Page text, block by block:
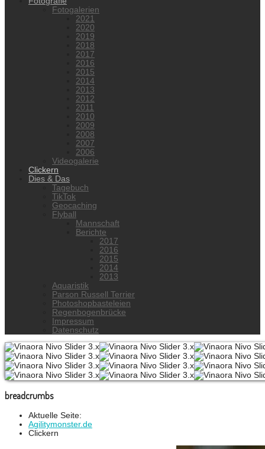
Fotogalerien
2021
2020
2019
2018
2017
2016
2015
2014
2013
2012
2011
2010
2009
2008
2007
2006
Videogalerie
Clickern
Dies & Das
Tagebuch
TikTok
Geocaching
Flyball
Mannschaft
Berichte
2017
2016
2015
2014
2013
Aquaristik
Parson Russell Terrier
Photoshopbasteleien
Regenbogenbrücke
Impressum
Datenschutz
breadcrumbs
Aktuelle Seite:
Agilitymonster.de
Clickern